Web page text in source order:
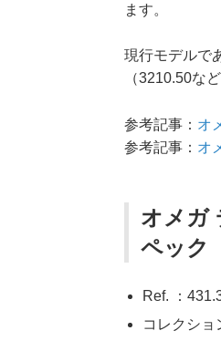
ます。
現行モデルで
（3210.50な
参考記事： オ
参考記事： オ
オメガ
ペック
Ref. ：
コレクショ